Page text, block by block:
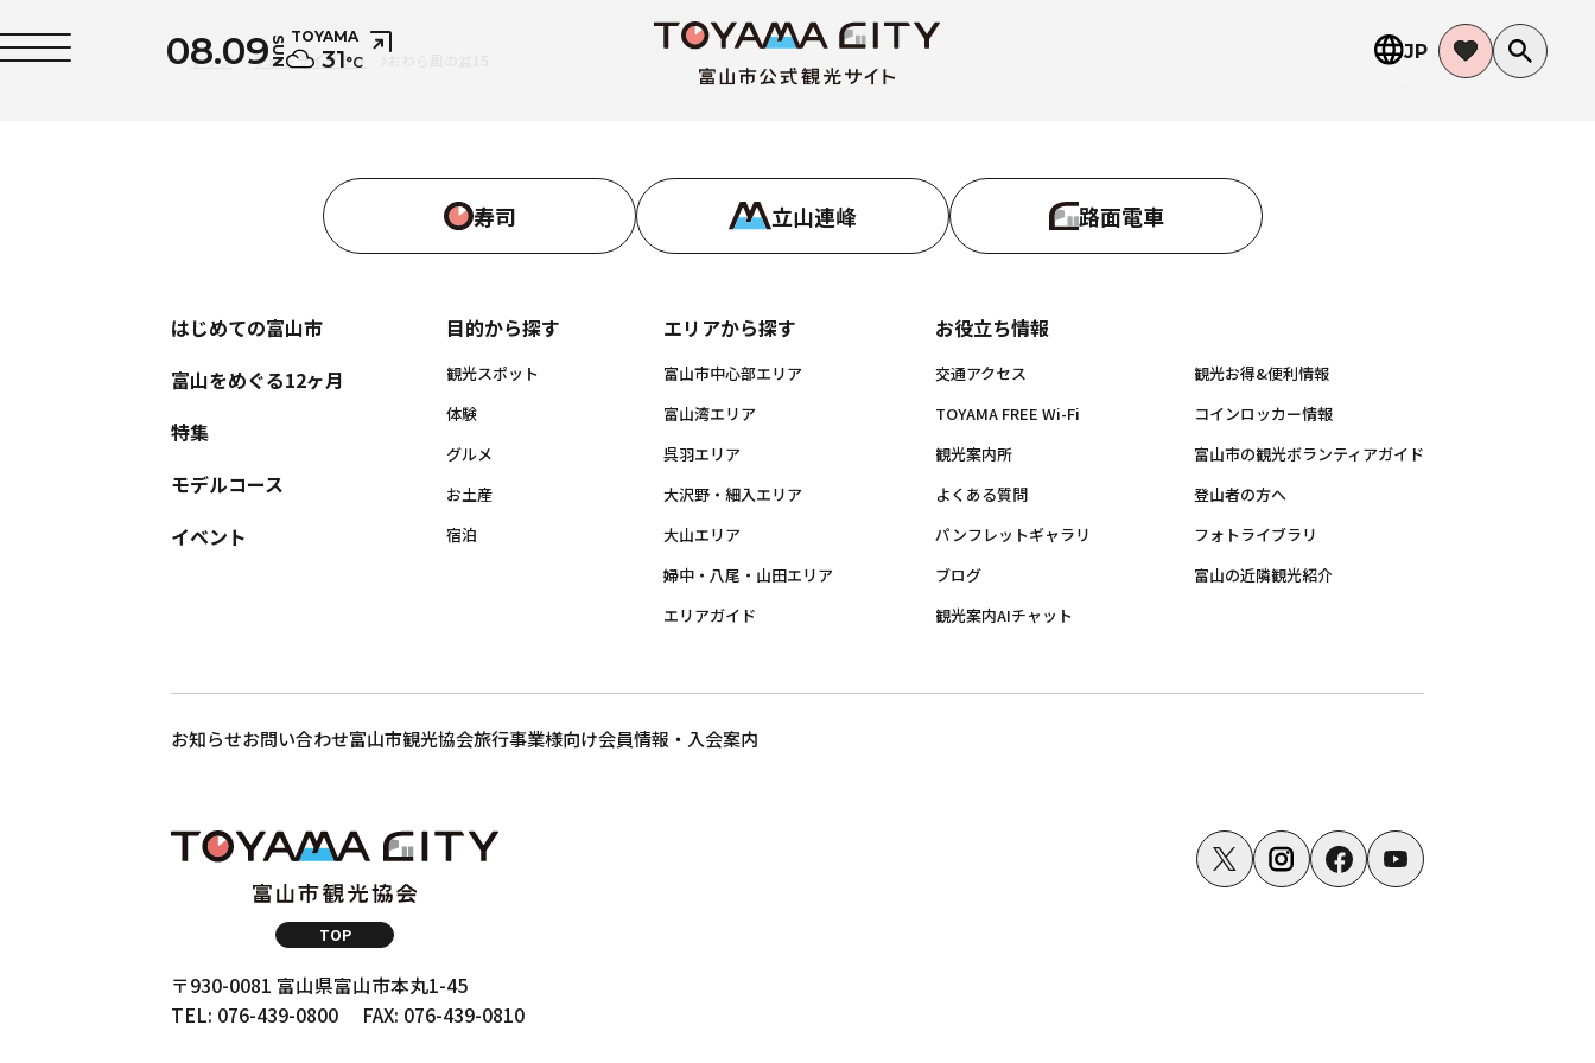
JP
08.09SUN TOYAMA
31°C
トップ フォトライブラリ
寿司 立山連峰 路面電車
はじめての富山市
富山をめぐる12ヶ月
特集
モデルコース
イベント
目的から探す
観光スポット
体験
グルメ
お土産
宿泊
エリアから探す
富山市中心部エリア
富山湾エリア
呉羽エリア
大沢野・細入エリア
大山エリア
婦中・八尾・山田エリア
エリアガイド
お役立ち情報
交通アクセス
観光お得&便利情報
TOYAMA FREE Wi-Fi
コインロッカー情報
観光案内所
富山市の観光ボランティアガイド
よくある質問
登山者の方へ
パンフレットギャラリ
フォトライブラリ
ブログ
富山の近隣観光紹介
観光案内AIチャット
お知らせお問い合わせ富山市観光協会旅行事業様向け会員情報・入会案内
TOP
〒930-0081 富山県富山市本丸1-45
TEL: 076-439-0800
FAX: 076-439-0810